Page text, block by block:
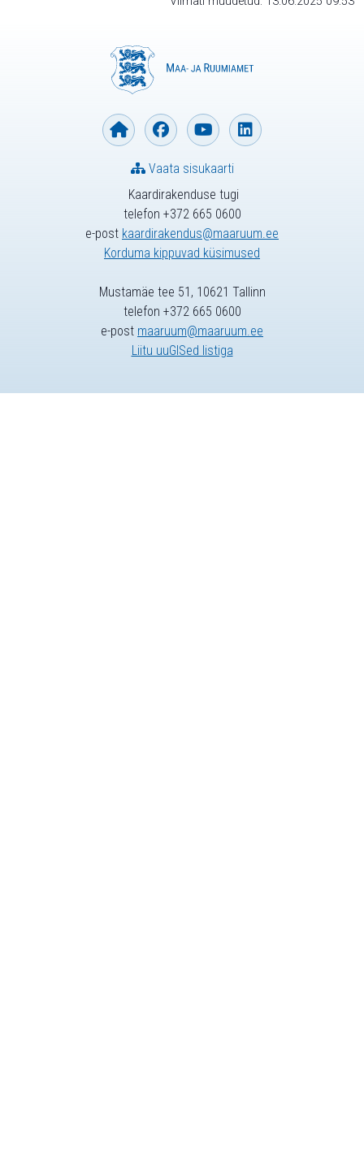
Kaardirakenduse tugi
telefon +372 665 0600
e-post kaardirakendus@maaruum.ee
Korduma kippuvad küsimused
Vaata sisukaarti
Mustamäe tee 51, 10621 Tallinn
telefon +372 665 0600
e-post maaruum@maaruum.ee
Liitu uuGISed listiga